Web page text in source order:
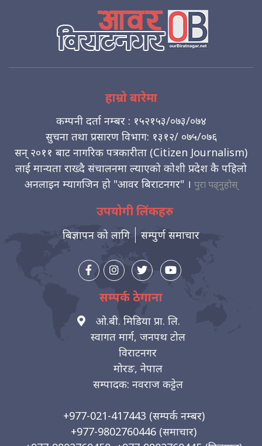
हाम्रो बारेमा
कम्पनी दर्ता नम्बर : १५२१५३/०७३/०७४
सुचना तथा प्रसारण विभाग: १३१२/ ०७५/०७६
सन् २०११ बाट नागरिक पत्रकारीता (Citizen Journalism)
लाई मान्यता राख्दै संचालनमा ल्याएको कोशी प्रदेश कै पहिलो
अनलाइन म्यागजिन हो "आवर बिराटनगर" । पुरा पढ्नुहोस्
उपयोगी लिंकहरु
बिज्ञापन को लागि सम्पुर्ण समाचार
सम्पर्क ठेगाना
ओ.बी. मिडिया प्रा. लि.
स्वागत मार्ग, जनपथ टोल
विराटनगर
मोरङ, नेपाल
सम्पादक: नवराज कट्टेल
+977-021-417443 (सम्पर्क नम्बर)
+977-9802760446 (समाचार)